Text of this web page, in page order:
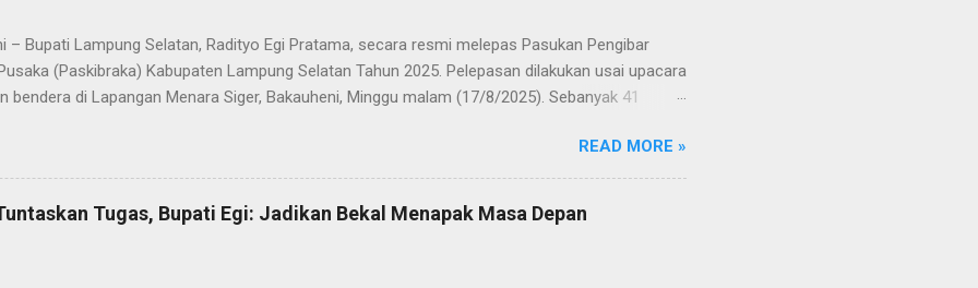
– Bupati Lampung Selatan, Radityo Egi Pratama, secara resmi melepas Pasukan Pengibar
(Paskibraka) Kabupaten Lampung Selatan Tahun 2025. Pelepasan dilakukan usai upacara
bendera di Lapangan Menara Siger, Bakauheni, Minggu malam (17/8/2025). Sebanyak 41
Republik Indonesia di Kabupaten Lampung Selatan, kini resmi menuntaskan
Mereka dilepas dengan penuh apresiasi atas dedikasi, disiplin, dan semangat kebangsaan yang
sepanjang rangkaian acara. Dalam sambutannya, Bupati Egi menyampaikan rasa bangga dan
kepada seluruh anggota Paskibraka, jajaran Forkopimda, Ketua DPRD, pelatih, serta para
READ MORE »
Tugas, Bupati Egi: Jadikan Bekal Menapak Masa Depan